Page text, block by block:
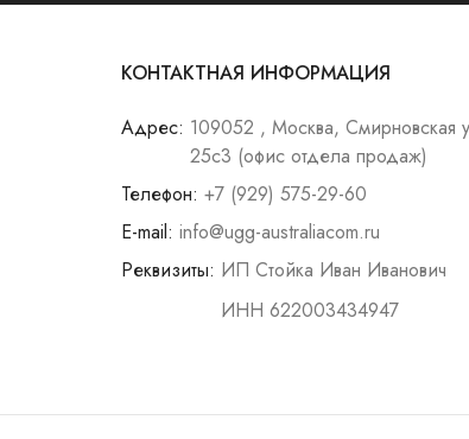
КОНТАКТНАЯ ИНФОРМАЦИЯ
Адрес: 109052 , Москва, Смирновская
25с3 (офис отдела продаж)
Телефон: +7 (929) 575-29-60
E-mail: info@ugg-australiacom.ru
Реквизиты: ИП Стойка Иван Иванович
ИНН 622003434947